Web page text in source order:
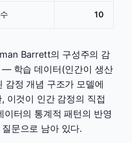
10
Barrett의 구성주의 감
— 학습 데이터(인간이 생산
감정 개념 구조가 모델에
이것이 인간 감정의 직접
이터의 통계적 패턴의 반영
문으로 남아 있다.